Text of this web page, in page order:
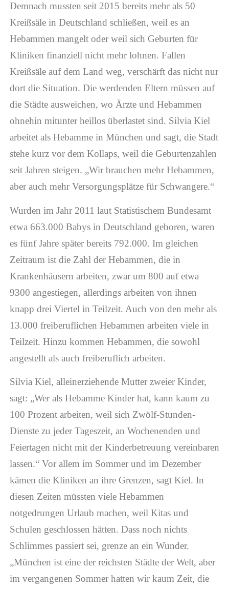
Demnach mussten seit 2015 bereits mehr als 50
Kreißsäle in Deutschland schließen, weil es an
Hebammen mangelt oder weil sich Geburten für
Kliniken finanziell nicht mehr lohnen. Fallen
Kreißsäle auf dem Land weg, verschärft das nicht nur
dort die Situation. Die werdenden Eltern müssen auf
die Städte ausweichen, wo Ärzte und Hebammen
ohnehin mitunter heillos überlastet sind. Silvia Kiel
arbeitet als Hebamme in München und sagt, die Stadt
stehe kurz vor dem Kollaps, weil die Geburtenzahlen
seit Jahren steigen. „Wir brauchen mehr Hebammen,
aber auch mehr Versorgungsplätze für Schwangere.“
Wurden im Jahr 2011 laut Statistischem Bundesamt
etwa 663.000 Babys in Deutschland geboren, waren
es fünf Jahre später bereits 792.000. Im gleichen
Zeitraum ist die Zahl der Hebammen, die in
Krankenhäusern arbeiten, zwar um 800 auf etwa
9300 angestiegen, allerdings arbeiten von ihnen
knapp drei Viertel in Teilzeit. Auch von den mehr als
13.000 freiberuflichen Hebammen arbeiten viele in
Teilzeit. Hinzu kommen Hebammen, die sowohl
angestellt als auch freiberuflich arbeiten.
Silvia Kiel, alleinerziehende Mutter zweier Kinder,
sagt: „Wer als Hebamme Kinder hat, kann kaum zu
100 Prozent arbeiten, weil sich Zwölf-Stunden-
Dienste zu jeder Tageszeit, an Wochenenden und
Feiertagen nicht mit der Kinderbetreuung vereinbaren
lassen.“ Vor allem im Sommer und im Dezember
kämen die Kliniken an ihre Grenzen, sagt Kiel. In
diesen Zeiten müssten viele Hebammen
notgedrungen Urlaub machen, weil Kitas und
Schulen geschlossen hätten. Dass noch nichts
Schlimmes passiert sei, grenze an ein Wunder.
„München ist eine der reichsten Städte der Welt, aber
im vergangenen Sommer hatten wir kaum Zeit, die